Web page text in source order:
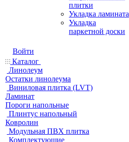
плитки
Укладка ламината
Укладка
паркетной доски
Войти
Каталог
Линолеум
Остатки линолеума
Виниловая плитка (LVT)
Ламинат
Пороги напольные
Плинтус напольный
Ковролин
Модульная ПВХ плитка
Комплектующие